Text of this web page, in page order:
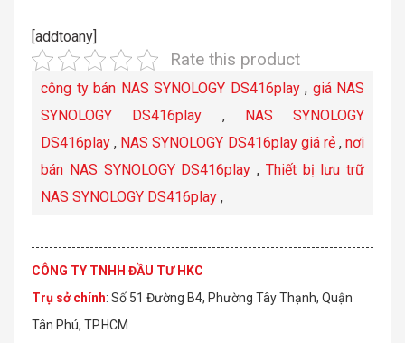
[addtoany]
Rate this product
công ty bán NAS SYNOLOGY DS416play, giá NAS
SYNOLOGY DS416play , NAS SYNOLOGY
DS416play , NAS SYNOLOGY DS416play giá rẻ, nơi
bán NAS SYNOLOGY DS416play , Thiết bị lưu trữ
NAS SYNOLOGY DS416play ,
CÔNG TY TNHH ĐẦU TƯ HKC
Trụ sở chính: Số 51 Đường B4, Phường Tây Thạnh, Quận
Tân Phú, TP.HCM